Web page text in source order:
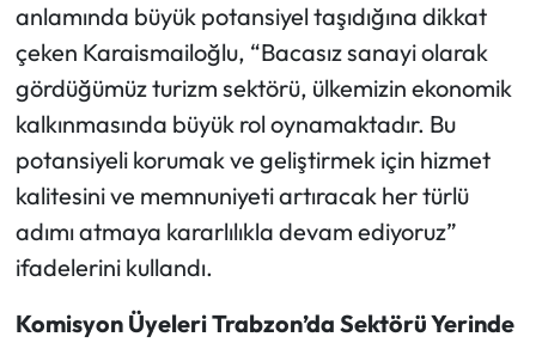
anlamında büyük potansiyel taşıdığına dikkat
çeken Karaismailoğlu, “Bacasız sanayi olarak
gördüğümüz turizm sektörü, ülkemizin ekonomik
kalkınmasında büyük rol oynamaktadır. Bu
potansiyeli korumak ve geliştirmek için hizmet
kalitesini ve memnuniyeti artıracak her türlü
adımı atmaya kararlılıkla devam ediyoruz”
ifadelerini kullandı.
Komisyon Üyeleri Trabzon’da Sektörü Yerinde